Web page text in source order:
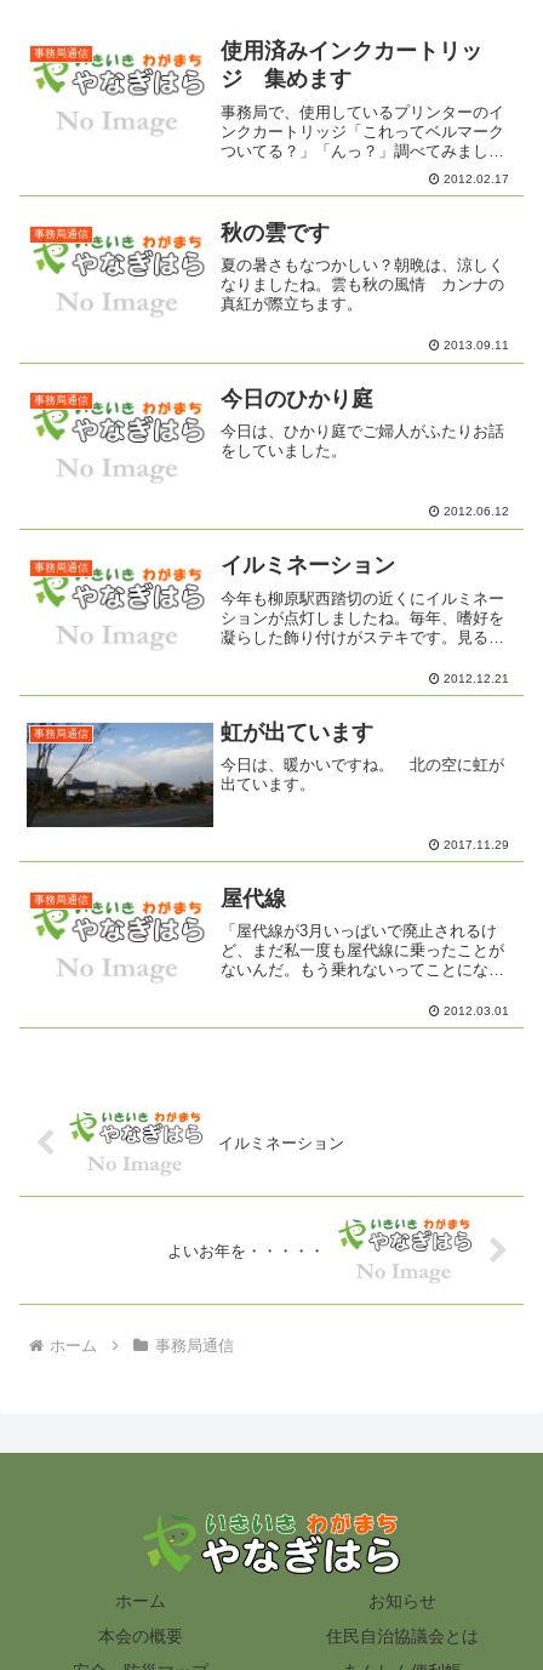
事務局通信
使用済みインクカートリッ
ジ 集めます
事務局で、使用しているプリンターのイ
ンクカートリッジ「これってベルマーク
ついてる？」「んっ？」調べてみまし
た。カートリッジを送るとベルマーク点
数証明というのがもらえるとのこと。で
回収箱を取り寄せましょう！...
2012.02.17
事務局通信 秋の雲です
夏の暑さもなつかしい？朝晩は、涼しく
なりましたね。雲も秋の風情 カンナの
真紅が際立ちます。
2013.09.11
事務局通信 今日のひかり庭
今日は、ひかり庭でご婦人がふたりお話
をしていました。
2012.06.12
事務局通信 イルミネーション
今年も柳原駅西踏切の近くにイルミネー
ションが点灯しましたね。毎年、嗜好を
凝らした飾り付けがステキです。見る者
いています。ありがとうございます。個
人的には、市民センターの敷地や周辺を
2012.12.21
事務局通信 虹が出ています
今日は、暖かいですね。 北の空に虹が
出ています。
2017.11.29
事務局通信 屋代線
「屋代線が3月いっぱいで廃止されるけ
ど、まだ私一度も屋代線に乗ったことが
ないんだ。もう乗れないってことになる
きたいっていうか、乗らなきゃいけない
んじゃないかって思うん
2012.03.01
イルミネーション
よいお年を・・・・・
ホーム 事務局通信
ホーム
お知らせ
本会の概要
住民自治協議会とは